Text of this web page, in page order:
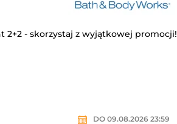
2+2 - skorzystaj z wyjątkowej promocji!
DO 09.08.2026 23:59